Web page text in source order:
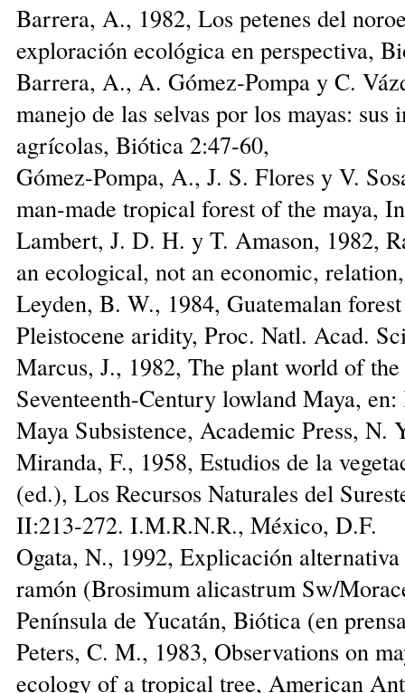
Barrera, A., 1982, Los petenes del
exploración ecológica en perspectiva,
Barrera, A., A. Gómez-Pompa y C.
manejo de las selvas por los mayas:
agrícolas, Biótica 2:47-60,
Gómez-Pompa, A., J. S. Flores y V.
man-made tropical forest of the maya,
Lambert, J. D. H. y T. Amason, 1982,
an ecological, not an economic,
Leyden, B. W., 1984, Guatemalan
Pleistocene aridity, Proc. Natl. Acad.
Marcus, J., 1982, The plant world of
Seventeenth-Century lowland Maya,
Maya Subsistence, Academic Press, N.
Miranda, F., 1958, Estudios de la
(ed.), Los Recursos Naturales del
II:213-272. I.M.R.N.R., México, D.F.
Ogata, N., 1992, Explicación
ramón (Brosimum alicastrum Sw/
Península de Yucatán, Biótica (en
Peters, C. M., 1983, Observations on
ecology of a tropical tree, American